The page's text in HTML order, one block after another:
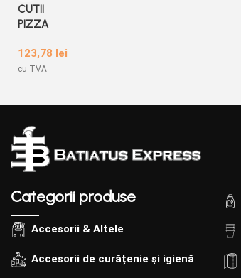
CUTII
PIZZA
RIC
100
60X35
123,78 lei
cu TVA
Categorii produse
Accesorii & Altele
Accesorii de curățenie și igienă